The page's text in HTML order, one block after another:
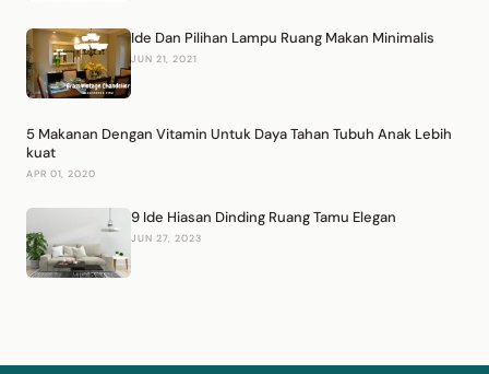
Ide Dan Pilihan Lampu Ruang Makan Minimalis
JUN 21, 2021
5 Makanan Dengan Vitamin Untuk Daya Tahan Tubuh Anak Lebih
kuat
APR 01, 2020
9 Ide Hiasan Dinding Ruang Tamu Elegan
JUN 27, 2023